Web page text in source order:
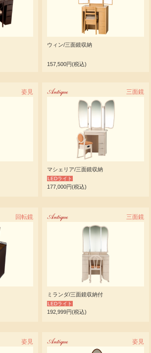
ウィン/三面鏡収納
157,500円(税込)
姿見 三面鏡
マシェリア/三面鏡収納
LEDライト
177,000円(税込)
回転鏡 三面鏡
ミランダ/三面鏡収納付
LEDライト
192,999円(税込)
姿見 姿見